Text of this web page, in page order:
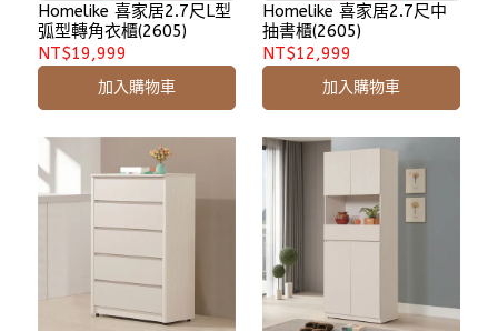
Homelike 喜家居2.7尺L型
弧型轉角衣櫃(2605)
NT$19,999
加入購物車
Homelike 喜家居2.7尺中
抽書櫃(2605)
NT$12,999
加入購物車